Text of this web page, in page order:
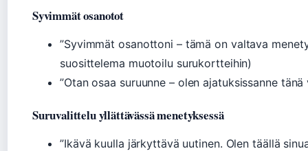
Syvimmät osanotot
”Syvimmät osanottoni – tämä on valtava
suosittelema muotoilu surukortteihin)
”Otan osaa suruunne – olen ajatuksissanne tänä
Suruvalittelu yllättävässä menetyksessä
”Ikävä kuulla järkyttävä uutinen. Olen täällä